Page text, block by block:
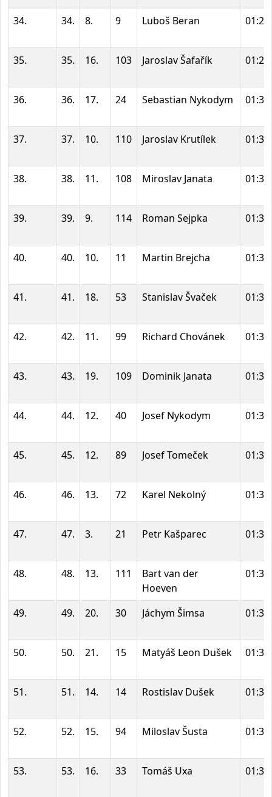
34. 34. 8. 9 Luboš Beran
35. 35. 16. 103 Jaroslav Šafařík
36. 36. 17. 24 Sebastian Nykodym
37. 37. 10. 110 Jaroslav Krutílek
38. 38. 11. 108 Miroslav Janata
39. 39. 9. 114 Roman Sejpka
40. 40. 10. 11 Martin Brejcha
41. 41. 18. 53 Stanislav Švaček
42. 42. 11. 99 Richard Chovánek
43. 43. 19. 109 Dominik Janata
44. 44. 12. 40 Josef Nykodym
45. 45. 12. 89 Josef Tomeček
46. 46. 13. 72 Karel Nekolný
47. 47. 3. 21 Petr Kašparec
48. 48. 13. 111
Bart van der
Hoeven
49. 49. 20. 30 Jáchym Šimsa
50. 50. 21. 15 Matyáš Leon Dušek
51. 51. 14. 14 Rostislav Dušek
52. 52. 15. 94 Miloslav Šusta
53. 53. 16. 33 Tomáš Uxa